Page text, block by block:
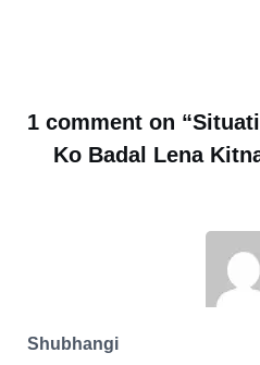
1 comment on “
Ko Badal Lena
Shubhangi